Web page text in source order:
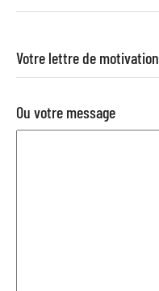
Votre lettre de motivation
Ou votre message